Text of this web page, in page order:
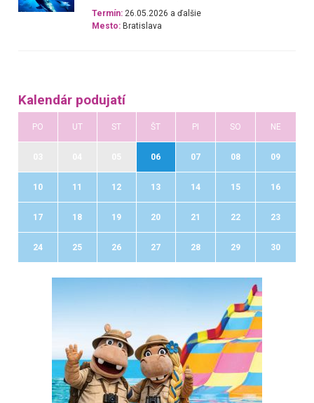
Termín: 26.05.2026 a ďalšie
Mesto: Bratislava
Kalendár podujatí
PO UT ST ŠT PI SO NE
06 07 08 09
10 11 12 13 14 15 16
17 18 19 20 21 22 23
24 25 26 27 28 29 30